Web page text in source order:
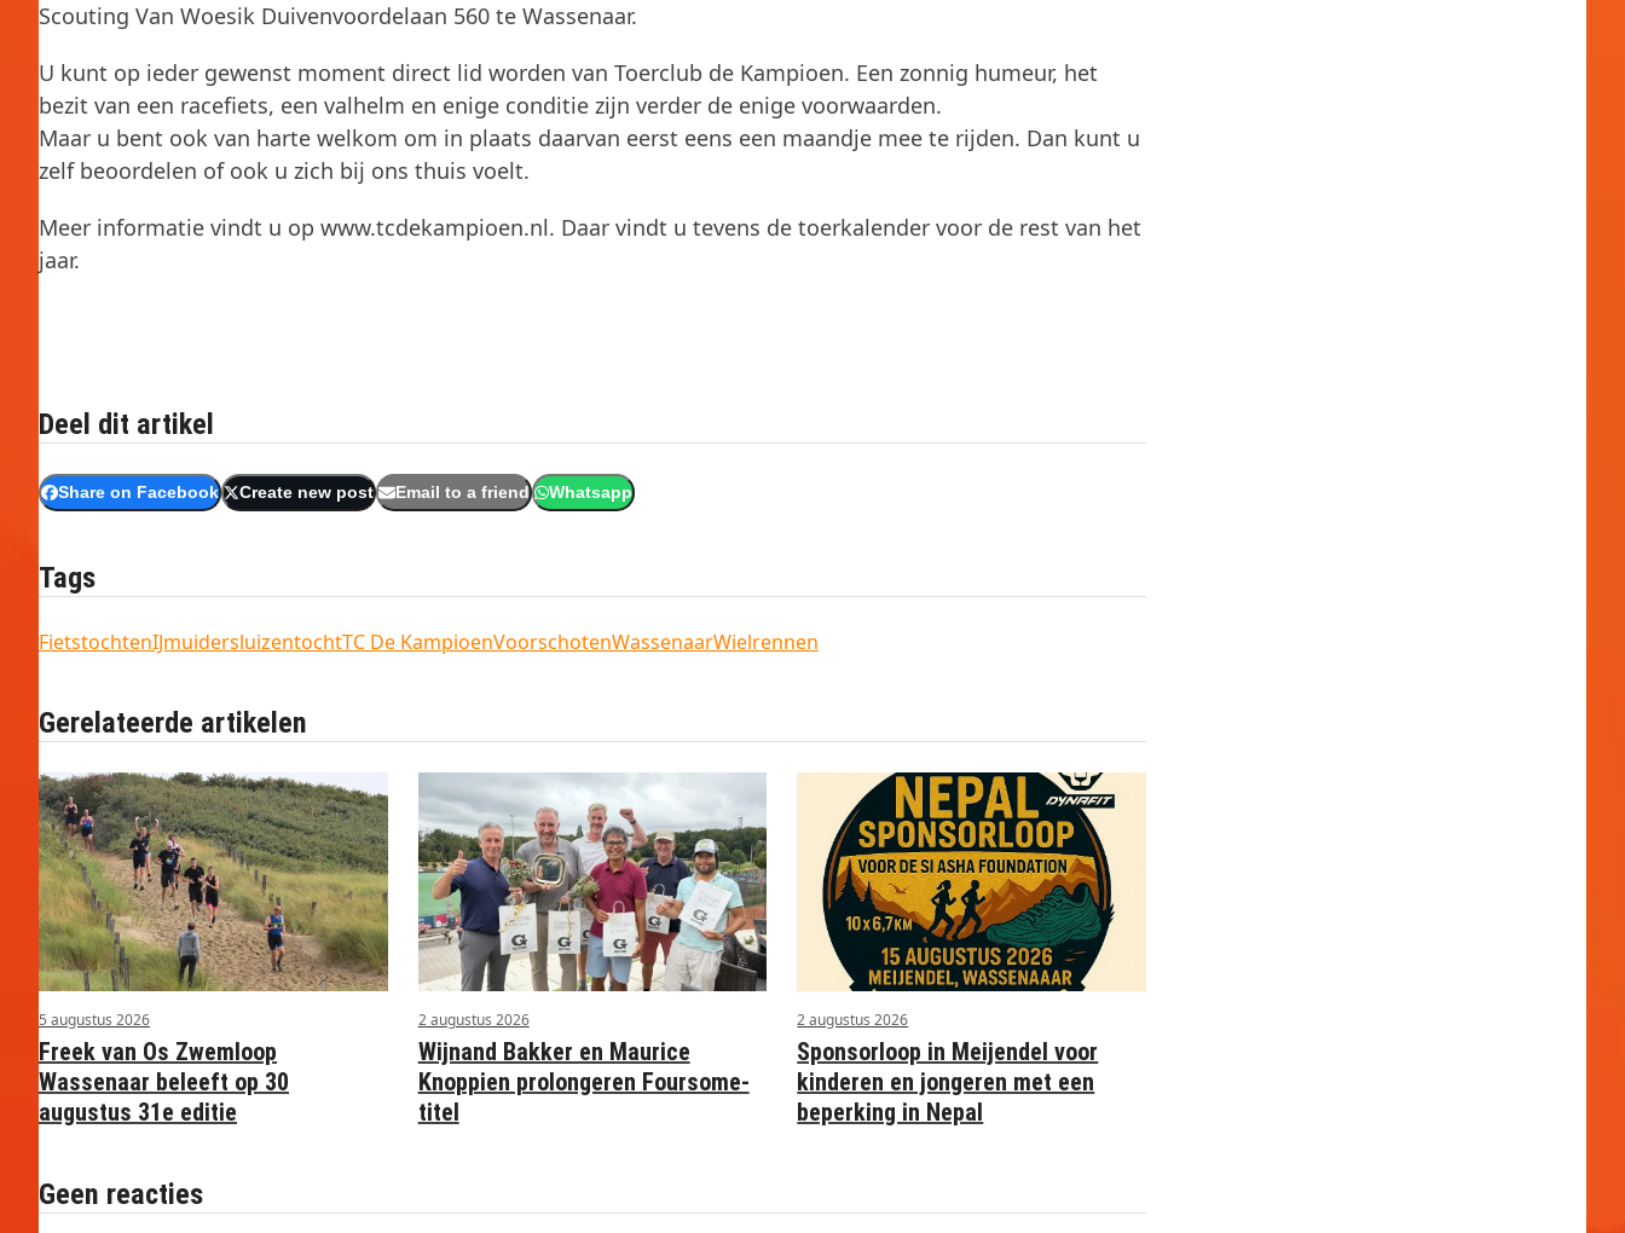
Scouting Van Woesik Duivenvoordelaan 560 te Wassenaar.
U kunt op ieder gewenst moment direct lid worden van Toerclub de Kampioen. Een zonnig humeur, het
bezit van een racefiets, een valhelm en enige conditie zijn verder de enige voorwaarden.
Maar u bent ook van harte welkom om in plaats daarvan eerst eens een maandje mee te rijden. Dan kunt u
zelf beoordelen of ook u zich bij ons thuis voelt.
Meer informatie vindt u op www.tcdekampioen.nl. Daar vindt u tevens de toerkalender voor de rest van het
jaar.
Deel dit artikel
Share on Facebook Create new post Email to a friend Whatsapp
Tags
FietstochtenIJmuidersluizentochtTC De KampioenVoorschotenWassenaarWielrennen
Gerelateerde artikelen
5 augustus 2026
Freek van Os Zwemloop
Wassenaar beleeft op 30
augustus 31e editie
2 augustus 2026
Wijnand Bakker en Maurice
Knoppien prolongeren Foursome-
titel
2 augustus 2026
Sponsorloop in Meijendel voor
kinderen en jongeren met een
beperking in Nepal
Geen reacties